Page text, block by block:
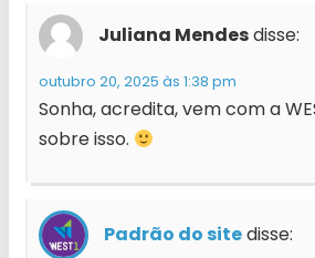
Juliana Mendesdisse:
outubro 20, 2025 às 1:38 pm
Sonha, acredita, vem com a
sobre isso.
Padrão do sitedisse: